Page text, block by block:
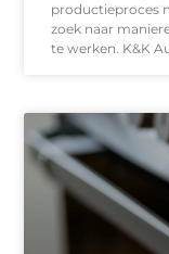
productieproces
zoek naar
te werken. K&K